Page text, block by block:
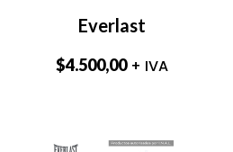
Everlast
$4.500,00 + IVA